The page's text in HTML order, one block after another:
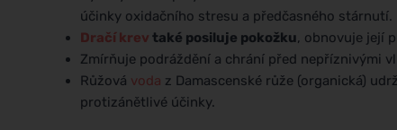
účinky oxidačního stresu a předčasného stárnutí.
Dračí krev také posiluje pokožku, obnovuje její
Zmírňuje podráždění a chrání před nepříznivými
Růžová voda z Damascenské růže (organická)
protizánětlivé účinky.